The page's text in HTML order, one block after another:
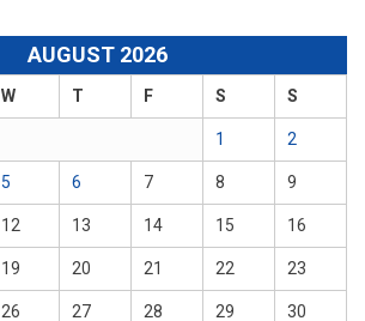
AUGUST 2026
W T F S S
1 2
5 6 7 8 9
12 13 14 15 16
19 20 21 22 23
26 27 28 29 30